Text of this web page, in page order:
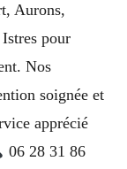
Aurons,
pour
Nos
soignée et
apprécié
06 28 31 86